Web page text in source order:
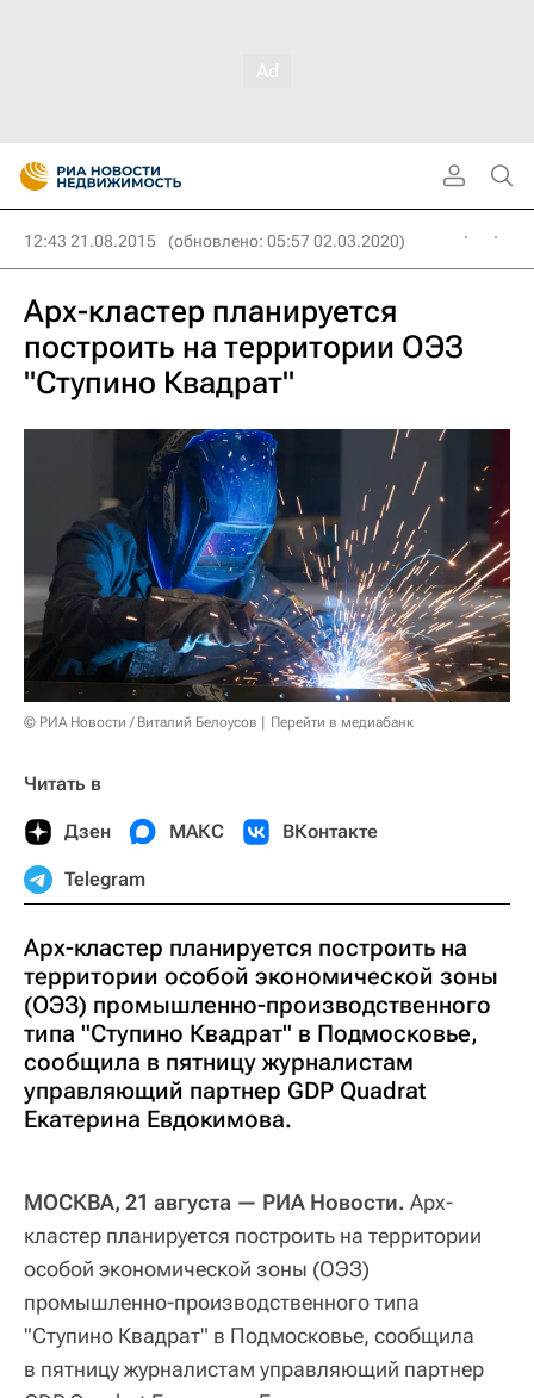
12:43 21.08.2015 (обновлено: 05:57 02.03.2020)
Арх-кластер планируется
построить на территории ОЭЗ
"Ступино Квадрат"
© РИА Новости / Виталий Белоусов Перейти в медиабанк
Читать в
Дзен МАКС ВКонтакте
Telegram
Арх-кластер планируется построить на
территории особой экономической зоны
(ОЭЗ) промышленно-производственного
типа "Ступино Квадрат" в Подмосковье,
сообщила в пятницу журналистам
управляющий партнер GDP Quadrat
Екатерина Евдокимова.
МОСКВА, 21 августа — РИА Новости. Арх-
кластер планируется построить на территории
особой экономической зоны (ОЭЗ)
промышленно-производственного типа
"Ступино Квадрат" в Подмосковье, сообщила
в пятницу журналистам управляющий партнер